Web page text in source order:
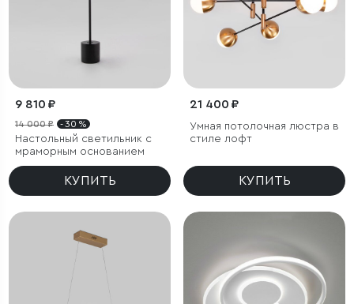
9 810 ₽
14 000 ₽ - 30 %
Настольный светильник с
мраморным основанием
КУПИТЬ
21 400 ₽
Умная потолочная люстра в
стиле лофт
КУПИТЬ